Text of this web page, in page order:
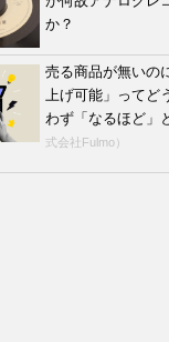
か？
売る商品が無いの
上げ可能」ってど
わず「なるほど」
式会社Fulmo）